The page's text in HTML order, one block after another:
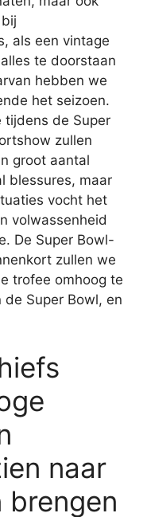
als een vintage
te doorstaan
hebben we
het seizoen.
tijdens de Super
zullen
groot aantal
blessures, maar
vocht het
volwassenheid
De Super Bowl-
zullen we
trofee omhoog te
Super Bowl, en
naar
brengen